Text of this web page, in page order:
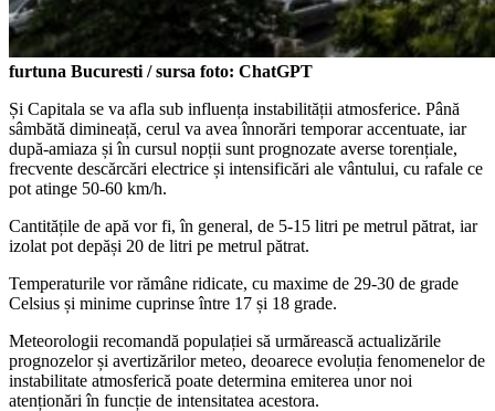
furtuna Bucuresti / sursa foto: ChatGPT
Și Capitala se va afla sub influența instabilității atmosferice. Până
sâmbătă dimineață, cerul va avea înnorări temporar accentuate, iar
după-amiaza și în cursul nopții sunt prognozate averse torențiale,
frecvente descărcări electrice și intensificări ale vântului, cu rafale ce
pot atinge 50-60 km/h.
Cantitățile de apă vor fi, în general, de 5-15 litri pe metrul pătrat, iar
izolat pot depăși 20 de litri pe metrul pătrat.
Temperaturile vor rămâne ridicate, cu maxime de 29-30 de grade
Celsius și minime cuprinse între 17 și 18 grade.
Meteorologii recomandă populației să urmărească actualizările
prognozelor și avertizărilor meteo, deoarece evoluția fenomenelor de
instabilitate atmosferică poate determina emiterea unor noi
atenționări în funcție de intensitatea acestora.